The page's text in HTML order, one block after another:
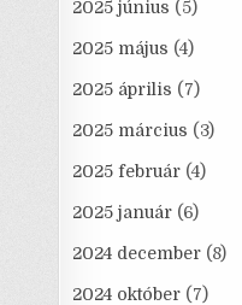
2025 június (5)
2025 május (4)
2025 április (7)
2025 március (3)
2025 február (4)
2025 január (6)
2024 december (8)
2024 október (7)